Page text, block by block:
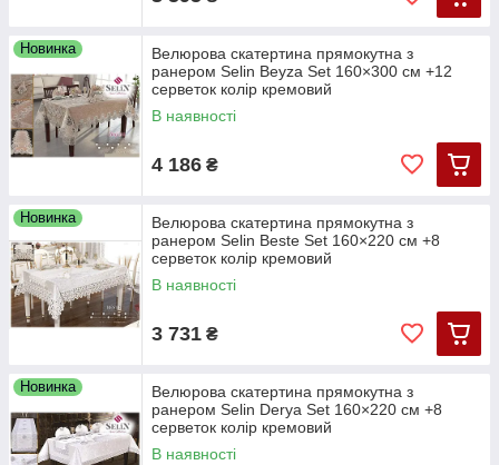
Новинка
Велюрова скатертина прямокутна з
ранером Selin Beyza Set 160×300 см +12
серветок колір кремовий
В наявності
4 186 ₴
Новинка
Велюрова скатертина прямокутна з
ранером Selin Beste Set 160×220 см +8
серветок колір кремовий
В наявності
3 731 ₴
Новинка
Велюрова скатертина прямокутна з
ранером Selin Derya Set 160×220 см +8
серветок колір кремовий
В наявності